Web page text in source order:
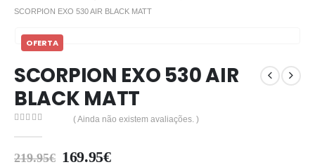
SCORPION EXO 530 AIR BLACK MATT
OFERTA
SCORPION EXO 530 AIR
BLACK MATT
( Ainda não existem avaliações. )
219.95€ 169.95€